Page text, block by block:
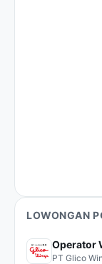
LOWONGAN
Operator
PT Glico